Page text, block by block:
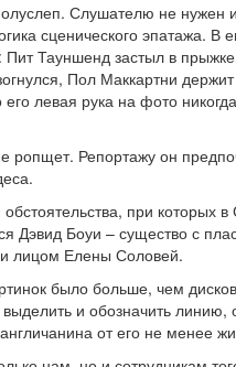
Слушателю не нужен
сценического эпатажа. В
Тауншенд застыл в
Пол Маккартни
левая рука на фото
ропщет. Репортажу он
при которых
Дэвид Боуи – существо с
лицом Елены Соловей.
было больше, чем
и обозначить
от его не менее